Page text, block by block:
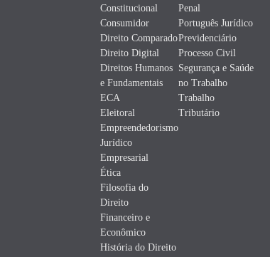
Constitucional
Consumidor
Direito Comparado
Direito Digital
Direitos Humanos
e Fundamentais
ECA
Eleitoral
Empreendedorismo
Jurídico
Empresarial
Ética
Filosofia do
Direito
Financeiro e
Econômico
História do Direito
Penal
Português Jurídico
Previdenciário
Processo Civil
Segurança e Saúde
no Trabalho
Trabalho
Tributário